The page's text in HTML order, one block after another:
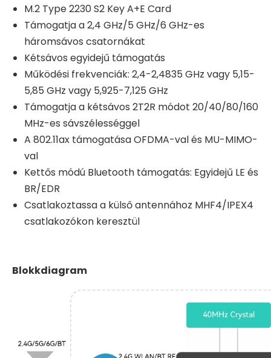
M.2 Type 2230 S2 Key A+E Card
Támogatja a 2,4 GHz/5 GHz/6 GHz-es
háromsávos csatornákat
Kétsávos egyidejű támogatás
Működési frekvenciák: 2,4-2,4835 GHz vagy 5,15-
5,85 GHz vagy 5,925-7,125 GHz
Támogatja a kétsávos 2T2R módot 20/40/80/160
MHz-es sávszélességgel
A 802.11ax támogatása OFDMA-val és MU-MIMO-
val
Kettős módú Bluetooth támogatás: Egyidejű LE és
BR/EDR
Csatlakoztassa a külső antennához MHF4/IPEX4
csatlakozókon keresztül
Blokkdiagram